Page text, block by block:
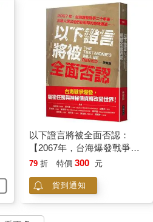
以下證言將被全面否認：
【2067年，台海爆發戰爭二
十年後，五組人說出他們在
79 折 特價 300 元
貨到通知